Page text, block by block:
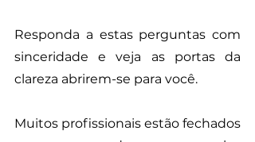
Responda a estas perguntas com
sinceridade e veja as portas da
clareza abrirem-se para você.
Muitos profissionais estão fechados